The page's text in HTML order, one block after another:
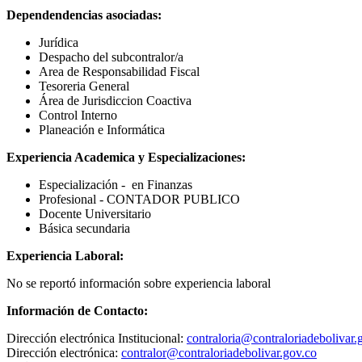
Dependendencias asociadas:
Jurídica
Despacho del subcontralor/a
Area de Responsabilidad Fiscal
Tesoreria General
Área de Jurisdiccion Coactiva
Control Interno
Planeación e Informática
Experiencia Academica y Especializaciones:
Especialización - en Finanzas
Profesional - CONTADOR PUBLICO
Docente Universitario
Básica secundaria
Experiencia Laboral:
No se reportó información sobre experiencia laboral
Información de Contacto:
Dirección electrónica Institucional:
Dirección electrónica: contralor@contraloriadebolivar.gov.co